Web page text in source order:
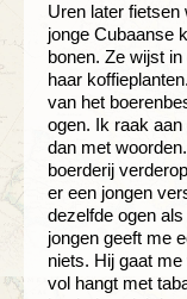
Uren later fietsen
jonge Cubaanse
bonen. Ze wijst
haar
van het
ogen. Ik raak
dan met
boerderij
er een jongen
dezelfde ogen als
jongen geeft me
niets. Hij gaat
vol hangt met